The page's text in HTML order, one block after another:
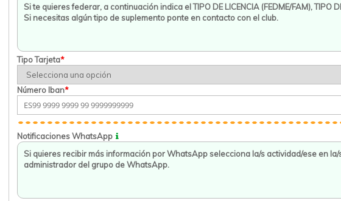
Tipo Tarjeta*
Número Iban*
Notificaciones WhatsApp